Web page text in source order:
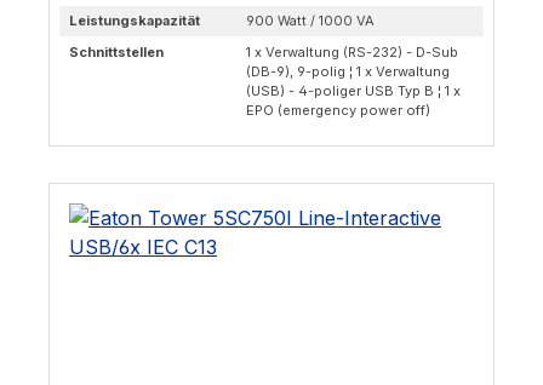
Leistungskapazität
900 Watt / 1000 VA
Schnittstellen
1 x Verwaltung (RS-232) - D-Sub
(DB-9), 9-polig ¦ 1 x Verwaltung
(USB) - 4-poliger USB Typ B ¦ 1 x
EPO (emergency power off)